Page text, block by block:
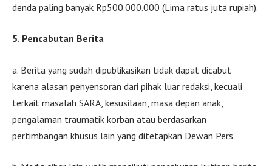
denda paling banyak Rp500.000.000 (Lima ratus juta rupiah).
5. Pencabutan Berita
a. Berita yang sudah dipublikasikan tidak dapat dicabut
karena alasan penyensoran dari pihak luar redaksi, kecuali
terkait masalah SARA, kesusilaan, masa depan anak,
pengalaman traumatik korban atau berdasarkan
pertimbangan khusus lain yang ditetapkan Dewan Pers.